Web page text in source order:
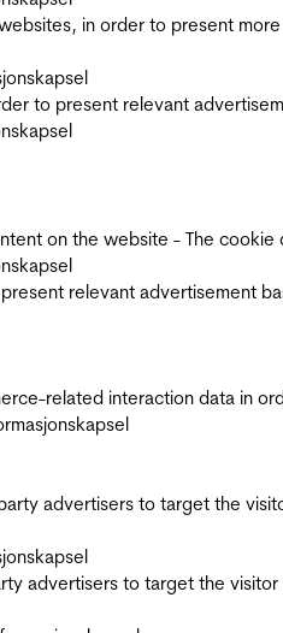
in order to present
to present relevant
on the website - The
relevant advertisement
related interaction data in
advertisers to target the
advertisers to target the